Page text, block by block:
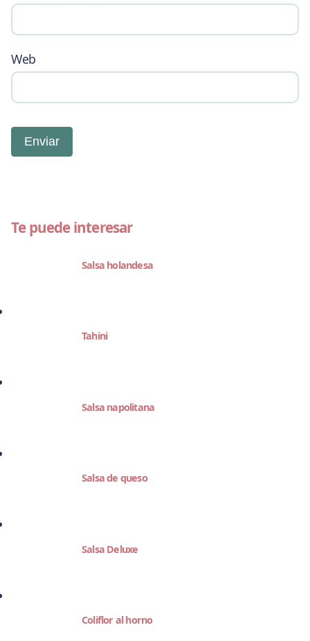
Web
Te puede interesar
Salsa holandesa
Tahini
Salsa napolitana
Salsa de queso
Salsa Deluxe
Coliflor al horno